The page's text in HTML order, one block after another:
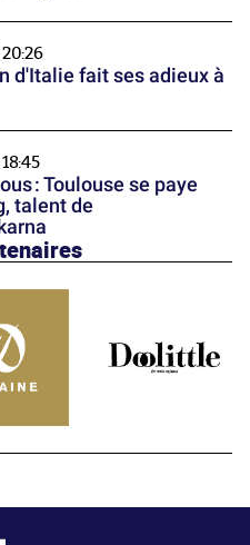
d'Italie fait ses adieux à
: Toulouse se paye
talent de